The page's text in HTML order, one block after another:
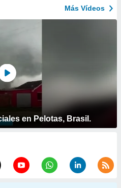
Más Vídeos
en Pelotas, Brasil.